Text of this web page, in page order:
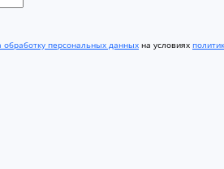
обработку персональных данных на условиях